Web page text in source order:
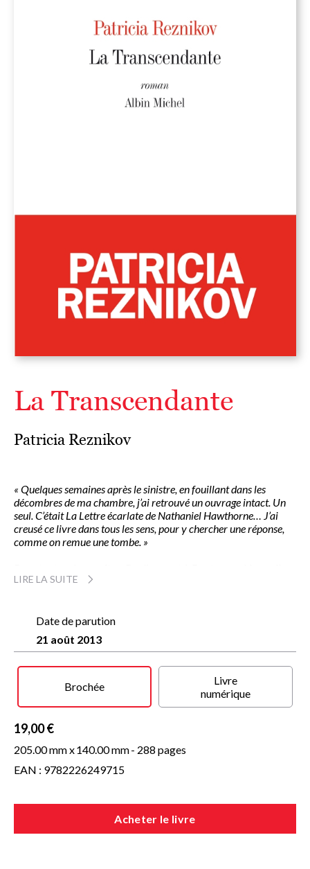
La Transcendante
Patricia Reznikov
« Quelques semaines après le sinistre, en fouillant dans les
décombres de ma chambre, j’ai retrouvé un ouvrage intact. Un
seul. C’était La Lettre écarlate de Nathaniel Hawthorne… J’ai
creusé ce livre dans tous les sens, pour y chercher une réponse,
comme on remue une tombe. »
Angleterre. Des rencontres étonnantes et baroques – un
au rêve américain, celui de Hawthorne, Thoreau et Melville,
La Transcendanteest l’émouvant parcours d’une rédemption
par la littérature. On y retrouve l’univers poétique et
Lipp 2011.
LIRE LA SUITE
Date de parution
21 août 2013
Brochée
Livre
numérique
19,00 €
205.00 mm x140.00 mm- 288 pages
EAN : 9782226249715
Acheter le livre